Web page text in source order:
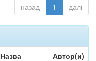
назад 1 далі
Назва Автор(и)